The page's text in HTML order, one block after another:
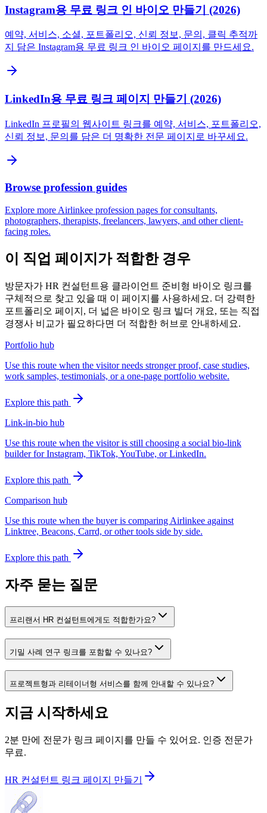
Instagram용 무료 링크 인 바이오 만들기 (2026)
예약, 서비스, 소셜, 포트폴리오, 신뢰 정보, 문의, 클릭 추적까
지 담은 Instagram용 무료 링크 인 바이오 페이지를 만드세요.
LinkedIn용 무료 링크 페이지 만들기 (2026)
LinkedIn 프로필의 웹사이트 링크를 예약, 서비스, 포트폴리오,
신뢰 정보, 문의를 담은 더 명확한 전문 페이지로 바꾸세요.
Browse profession guides
Explore more Airlinkee profession pages for consultants,
photographers, therapists, freelancers, lawyers, and other client-
facing roles.
이 직업 페이지가 적합한 경우
방문자가 HR 컨설턴트용 클라이언트 준비형 바이오 링크를
구체적으로 찾고 있을 때 이 페이지를 사용하세요. 더 강력한
포트폴리오 페이지, 더 넓은 바이오 링크 빌더 개요, 또는 직접
경쟁사 비교가 필요하다면 더 적합한 허브로 안내하세요.
Portfolio hub
Use this route when the visitor needs stronger proof, case studies,
work samples, testimonials, or a one-page portfolio website.
Explore this path
Link-in-bio hub
Use this route when the visitor is still choosing a social bio-link
builder for Instagram, TikTok, YouTube, or LinkedIn.
Explore this path
Comparison hub
Use this route when the buyer is comparing Airlinkee against
Linktree, Beacons, Carrd, or other tools side by side.
Explore this path
자주 묻는 질문
프리랜서 HR 컨설턴트에게도 적합한가요?
기밀 사례 연구 링크를 포함할 수 있나요?
프로젝트형과 리테이너형 서비스를 함께 안내할 수 있나요?
지금 시작하세요
2분 만에 전문가 링크 페이지를 만들 수 있어요. 인증 전문가
무료.
HR 컨설턴트 링크 페이지 만들기